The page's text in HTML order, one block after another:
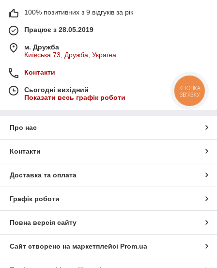
100% позитивних з 9 відгуків за рік
Працює з 28.05.2019
м. Дружба
Київська 73, Дружба, Україна
Контакти
Сьогодні вихідний
Показати весь графік роботи
Про нас
Контакти
Доставка та оплата
Графік роботи
Повна версія сайту
Сайт створено на маркетплейсі Prom.ua
КНОПКА
ЗВ'ЯЗКУ